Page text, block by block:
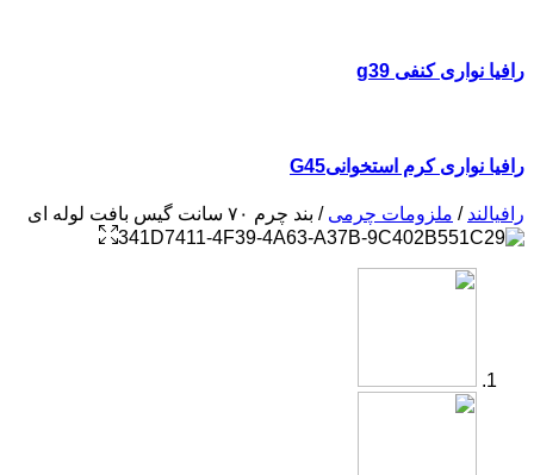
رافیا نواری کنفی g39
رافیا نواری کرم استخوانیG45
رافیالند / ملزومات چرمی / بند چرم ۷۰ سانت گیس بافت لوله ای